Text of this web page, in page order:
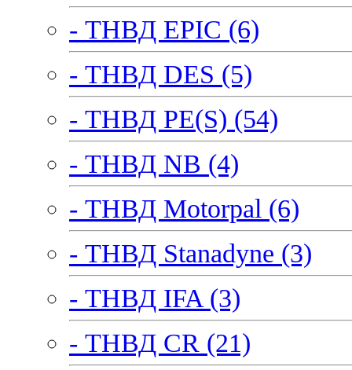
- ТНВД EPIC (6)
- ТНВД DES (5)
- ТНВД PE(S) (54)
- ТНВД NB (4)
- ТНВД Motorpal (6)
- ТНВД Stanadyne (3)
- ТНВД IFA (3)
- ТНВД CR (21)